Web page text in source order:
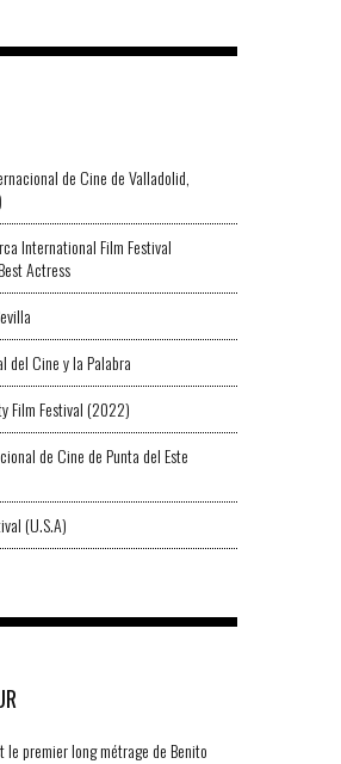
de Cine de Valladolid,
International Film Festival
Actress
del Cine y la Palabra
Film Festival (2022)
de Cine de Punta del Este
(U.S.A)
premier long métrage de Benito